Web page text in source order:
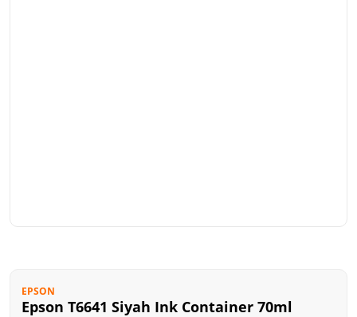
EPSON
Epson T6641 Siyah Ink Container 70ml